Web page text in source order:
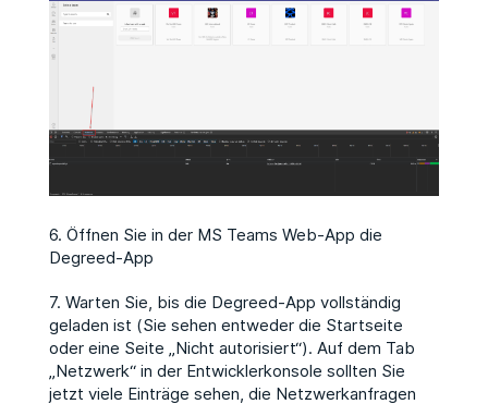
6. Öffnen Sie in der MS Teams Web-App die
Degreed-App
7. Warten Sie, bis die Degreed-App vollständig
geladen ist (Sie sehen entweder die Startseite
oder eine Seite „Nicht autorisiert“). Auf dem Tab
„Netzwerk“ in der Entwicklerkonsole sollten Sie
jetzt viele Einträge sehen, die Netzwerkanfragen